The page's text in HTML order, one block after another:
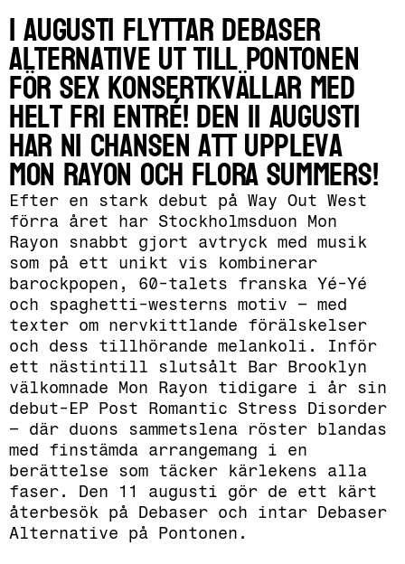
I augusti flyttar Debaser
Alternative ut till Pontonen
för sex konsertkvällar med
helt fri entré! Den 11 augusti
har ni chansen att uppleva
Mon Rayon och Flora Summers!
Efter en stark debut på Way Out West
förra året har Stockholmsduon Mon
Rayon snabbt gjort avtryck med musik
som på ett unikt vis kombinerar
barockpopen, 60-talets franska Yé-Yé
och spaghetti-westerns motiv – med
texter om nervkittlande förälskelser
och dess tillhörande melankoli. Inför
ett nästintill slutsålt Bar Brooklyn
välkomnade Mon Rayon tidigare i år sin
debut-EP Post Romantic Stress Disorder
– där duons sammetslena röster blandas
med finstämda arrangemang i en
berättelse som täcker kärlekens alla
faser. Den 11 augusti gör de ett kärt
återbesök på Debaser och intar Debaser
Alternative på Pontonen.